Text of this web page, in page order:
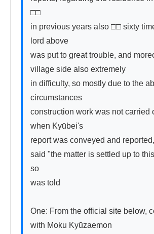
□□
in previous years also □□ sixty
lord above
was put to great trouble, and
village side also extremely
in difficulty, so mostly due to the
circumstances
construction work was not carried
when Kyūbei's
report was conveyed and
said "the matter is settled up to
so
was told
One: From the official site below,
with Moku Kyūzaemon